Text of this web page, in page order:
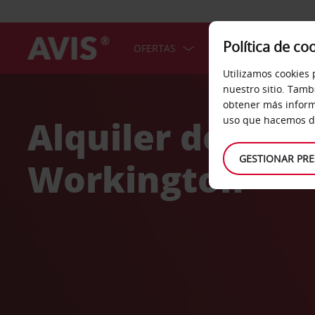
OFERTAS COCHES
Alquiler de
Workington
Política de
Utilizamos
nuestro sitio.
obtener más
uso que hacemos
GESTIONAR